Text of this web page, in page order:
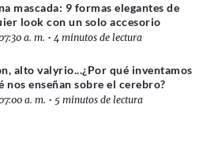
mascada: 9 formas elegantes de
look con un solo accesorio
a. m. • 4 minutos de lectura
alto valyrio...¿Por qué inventamos
nos enseñan sobre el cerebro?
a. m. • 5 minutos de lectura